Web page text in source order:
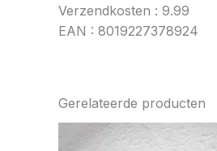
Verzendkosten : 9.99
EAN : 8019227378924
Gerelateerde producten